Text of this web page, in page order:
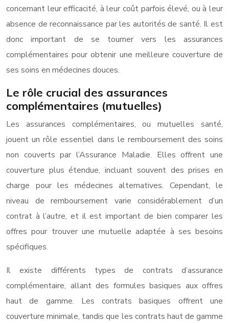
concernant leur efficacité, à leur coût parfois élevé, ou à leur
absence de reconnaissance par les autorités de santé. Il est
donc important de se tourner vers les assurances
complémentaires pour obtenir une meilleure couverture de
ses soins en médecines douces.
Le rôle crucial des assurances
complémentaires (mutuelles)
Les assurances complémentaires, ou mutuelles santé,
jouent un rôle essentiel dans le remboursement des soins
non couverts par l’Assurance Maladie. Elles offrent une
couverture plus étendue, incluant souvent des prises en
charge pour les médecines alternatives. Cependant, le
niveau de remboursement varie considérablement d’un
contrat à l’autre, et il est important de bien comparer les
offres pour trouver une mutuelle adaptée à ses besoins
spécifiques.
Il existe différents types de contrats d’assurance
complémentaire, allant des formules basiques aux offres
haut de gamme. Les contrats basiques offrent une
couverture minimale, tandis que les contrats haut de gamme